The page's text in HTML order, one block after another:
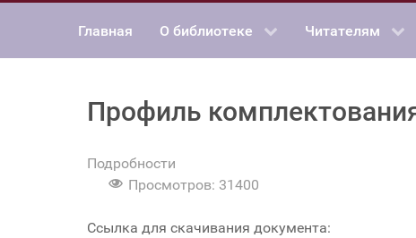
Главная О библиотеке Читателям
Профиль
Подробности
Просмотров: 31400
Ссылка для скачивания документа: